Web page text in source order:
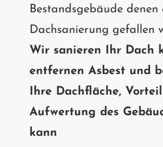
Bestandsgebäude denen
Dachsanierung gefallen
Wir sanieren Ihr Dach
entfernen Asbest und
Ihre Dachfläche,
Aufwertung des
kann